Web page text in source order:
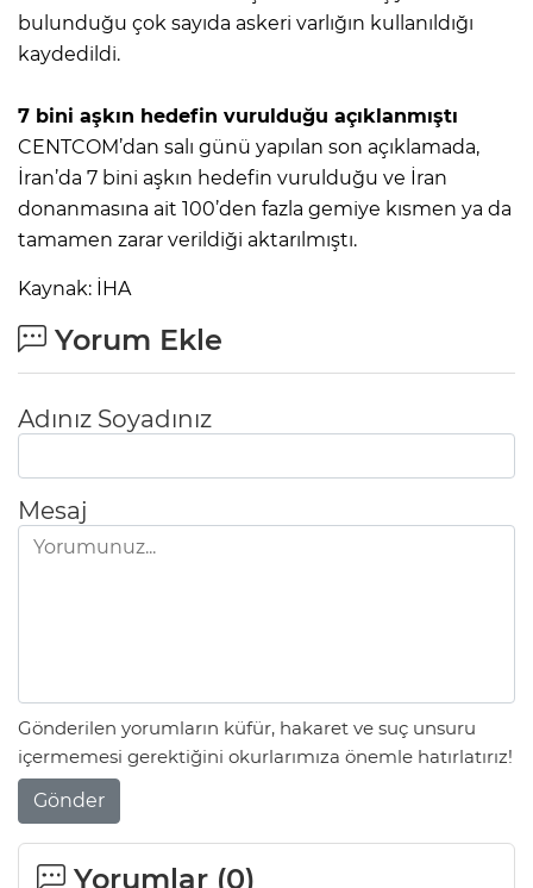
bulunduğu çok sayıda askeri varlığın kullanıldığı
kaydedildi.
7 bini aşkın hedefin vurulduğu açıklanmıştı
CENTCOM’dan salı günü yapılan son açıklamada,
İran’da 7 bini aşkın hedefin vurulduğu ve İran
donanmasına ait 100’den fazla gemiye kısmen ya da
tamamen zarar verildiği aktarılmıştı.
Kaynak: İHA
Yorum Ekle
Adınız Soyadınız
Mesaj
Gönderilen yorumların küfür, hakaret ve suç unsuru
içermemesi gerektiğini okurlarımıza önemle hatırlatırız!
Gönder
Yorumlar (0)